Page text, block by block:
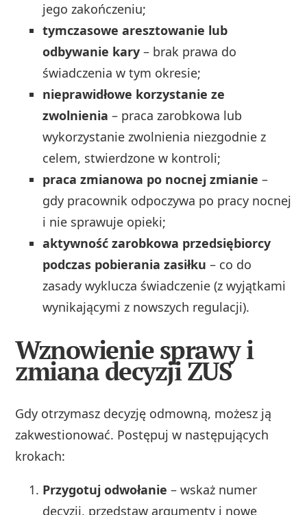
jego zakończeniu;
tymczasowe aresztowanie lub
odbywanie kary – brak prawa do
świadczenia w tym okresie;
nieprawidłowe korzystanie ze
zwolnienia – praca zarobkowa lub
wykorzystanie zwolnienia niezgodnie z
celem, stwierdzone w kontroli;
praca zmianowa po nocnej zmianie –
gdy pracownik odpoczywa po pracy nocnej
i nie sprawuje opieki;
aktywność zarobkowa przedsiębiorcy
podczas pobierania zasiłku – co do
zasady wyklucza świadczenie (z wyjątkami
wynikającymi z nowszych regulacji).
Wznowienie sprawy i
zmiana decyzji ZUS
Gdy otrzymasz decyzję odmowną, możesz ją
zakwestionować. Postępuj w następujących
krokach:
Przygotuj odwołanie – wskaż numer
decyzji, przedstaw argumenty i nowe